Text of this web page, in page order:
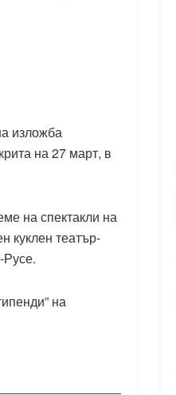
изложба
на 27 март, в
на спектакли на
куклен театър-
Русе.
на